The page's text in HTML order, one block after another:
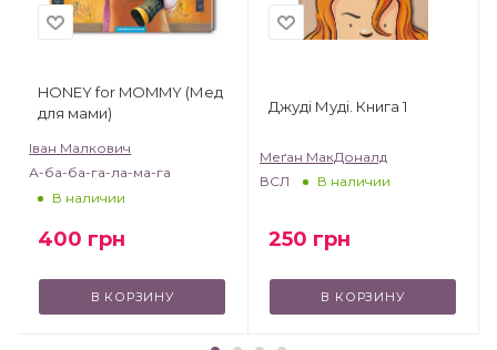
HONEY for MOMMY (Мед
для мами)
Іван Малкович
А-ба-ба-га-ла-ма-га
В наличии
400 грн
В КОРЗИНУ
Джуді Муді. Книга 1
Меґан МакДоналд
ВСЛ
В наличии
250 грн
В КОРЗИНУ